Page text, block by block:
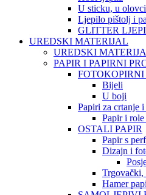
U sticku, u
Ljepilo pištolj i
GLITTER
UREDSKI MATERIJAL
UREDSKI
PAPIR I PAPIRNI
FOTOKOPIRNI
Bijeli
U boji
Papiri za crtanje
Papir i role
OSTALI PAPIR
Papir s
Dizajn i
Hamer